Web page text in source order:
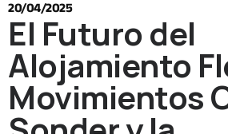
20/04/2025
El Futuro del
Alojamiento
Movimientos